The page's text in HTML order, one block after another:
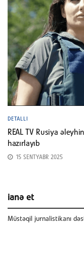
DETALLI
REAL TV Rusiya
hazırlayıb
15 SENTYABR 2025
ianə et
Müstəqil jurnalistikanı